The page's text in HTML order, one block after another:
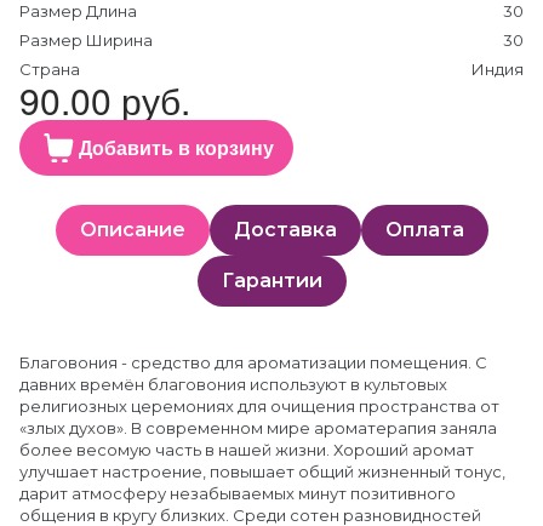
Размер Длина
30
Размер Ширина
30
Страна
Индия
90.00 руб.
Добавить в корзину
Описание Доставка Оплата
Гарантии
Благовония - средство для ароматизации помещения. С
давних времён благовония используют в культовых
религиозных церемониях для очищения пространства от
«злых духов». В современном мире ароматерапия заняла
более весомую часть в нашей жизни. Хороший аромат
улучшает настроение, повышает общий жизненный тонус,
дарит атмосферу незабываемых минут позитивного
общения в кругу близких. Среди сотен разновидностей